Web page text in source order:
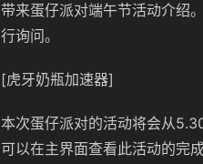
带来蛋仔派对端午节活动介绍
行询问。
[虎牙奶瓶加速器]
本次蛋仔派对的活动将会从
可以在主界面查看此活动的完